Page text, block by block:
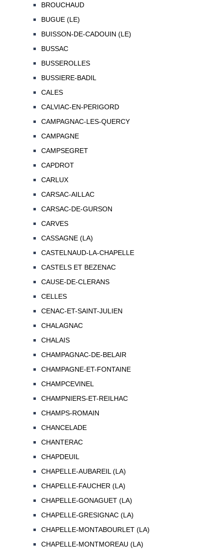
BROUCHAUD
BUGUE (LE)
BUISSON-DE-CADOUIN (LE)
BUSSAC
BUSSEROLLES
BUSSIERE-BADIL
CALES
CALVIAC-EN-PERIGORD
CAMPAGNAC-LES-QUERCY
CAMPAGNE
CAMPSEGRET
CAPDROT
CARLUX
CARSAC-AILLAC
CARSAC-DE-GURSON
CARVES
CASSAGNE (LA)
CASTELNAUD-LA-CHAPELLE
CASTELS ET BEZENAC
CAUSE-DE-CLERANS
CELLES
CENAC-ET-SAINT-JULIEN
CHALAGNAC
CHALAIS
CHAMPAGNAC-DE-BELAIR
CHAMPAGNE-ET-FONTAINE
CHAMPCEVINEL
CHAMPNIERS-ET-REILHAC
CHAMPS-ROMAIN
CHANCELADE
CHANTERAC
CHAPDEUIL
CHAPELLE-AUBAREIL (LA)
CHAPELLE-FAUCHER (LA)
CHAPELLE-GONAGUET (LA)
CHAPELLE-GRESIGNAC (LA)
CHAPELLE-MONTABOURLET (LA)
CHAPELLE-MONTMOREAU (LA)